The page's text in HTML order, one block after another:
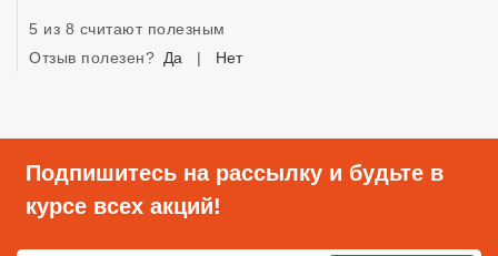
5 из 8 считают полезным
Отзыв полезен? Да | Нет
Подпишитесь на рассылку и будьте в
курсе всех акций!